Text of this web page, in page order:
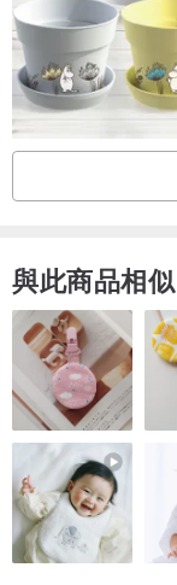
☛Notices｜ 注意事項
//關於退換貨//
✦因陶瓷商品為易碎
的退換貨，請詳閱商
✦開箱請「全程錄影
✦商品皆使用無毒材料
✦蒸鍋、烤箱皆可正
凍使用）。
✦請以海綿及菜瓜布
損，減少商品使用壽
Instagram: hyjpottery
FB:HYJ陶藝
與此商品相似